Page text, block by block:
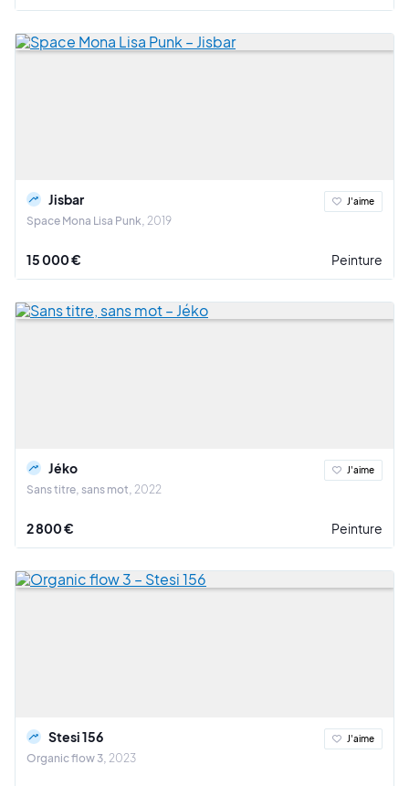
Jisbar
Space Mona Lisa Punk 2019
J'aime
15 000 € Peinture
Jéko
Sans titre, sans mot 2022
J'aime
2 800 € Peinture
Stesi 156
Organic flow 3 2023
J'aime